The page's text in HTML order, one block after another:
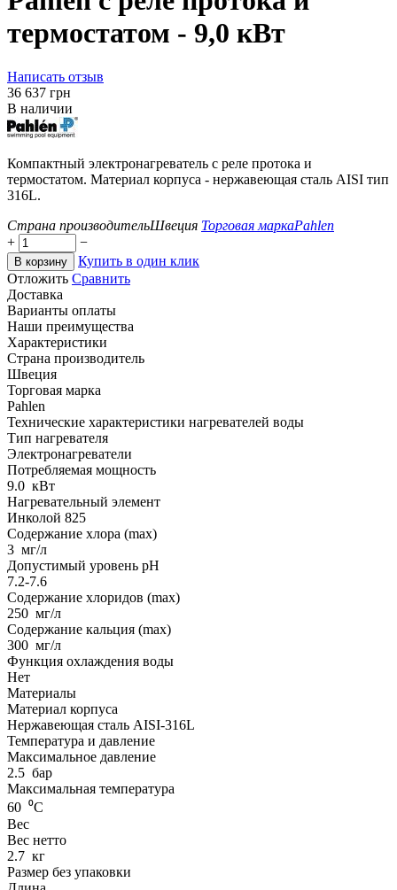
термостатом - 9,0 кВт
Написать отзыв
‍36 637‍ грн
В наличии
Компактный электронагреватель с реле протока и
термостатом. Материал корпуса - нержавеющая сталь AISI тип
316L.
Страна производительШвеция Торговая маркаPahlen
+
−
В корзину
Купить в один клик
Отложить Сравнить
Доставка
Варианты оплаты
Наши преимущества
Характеристики
Страна производитель
Швеция
Торговая марка
Pahlen
Технические характеристики нагревателей воды
Тип нагревателя
Электронагреватели
Потребляемая мощность
9.0 кВт
Нагревательный элемент
Инколой 825
Содержание хлора (max)
3 мг/л
Допустимый уровень pH
7.2-7.6
Содержание хлоридов (max)
250 мг/л
Содержание кальция (max)
300 мг/л
Функция охлаждения воды
Нет
Материалы
Материал корпуса
Нержавеющая сталь AISI-316L
Температура и давление
Максимальное давление
2.5 бар
Максимальная температура
60 ⁰С
Вес
Вес нетто
2.7 кг
Размер без упаковки